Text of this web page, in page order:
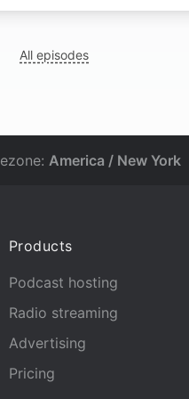
All episodes
America / New York
Products
Podcast hosting
Radio streaming
Advertising
Pricing